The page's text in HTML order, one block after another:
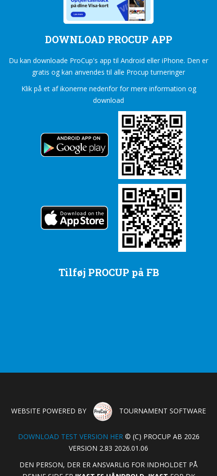
DOWNLOAD PROCUP APP
Du kan downloade ProCup's app til Android eller iPhone. Den er
gratis og kan anvendes til alle Procup turneringer
Klik på et af ikonerne nedenfor for mere information og
download
Tilføj PROCUP på FB
WEBSITE POWERED BY TOURNAMENT SOFTWARE
DOWNLOAD TEST VERSION HER© (C) PROCUP AB 2026
VERSION 2.83 2026.01.06
DEN PERSON, DER ER ANSVARLIG FOR INDHOLDET PÅ